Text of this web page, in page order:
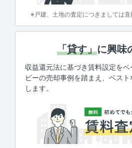
※戸建、土地の査定につきましては
「貸す」に興味
収益還元法に基づき賃料設定をベ
ビーの売却事例を踏まえ、ベス
します。